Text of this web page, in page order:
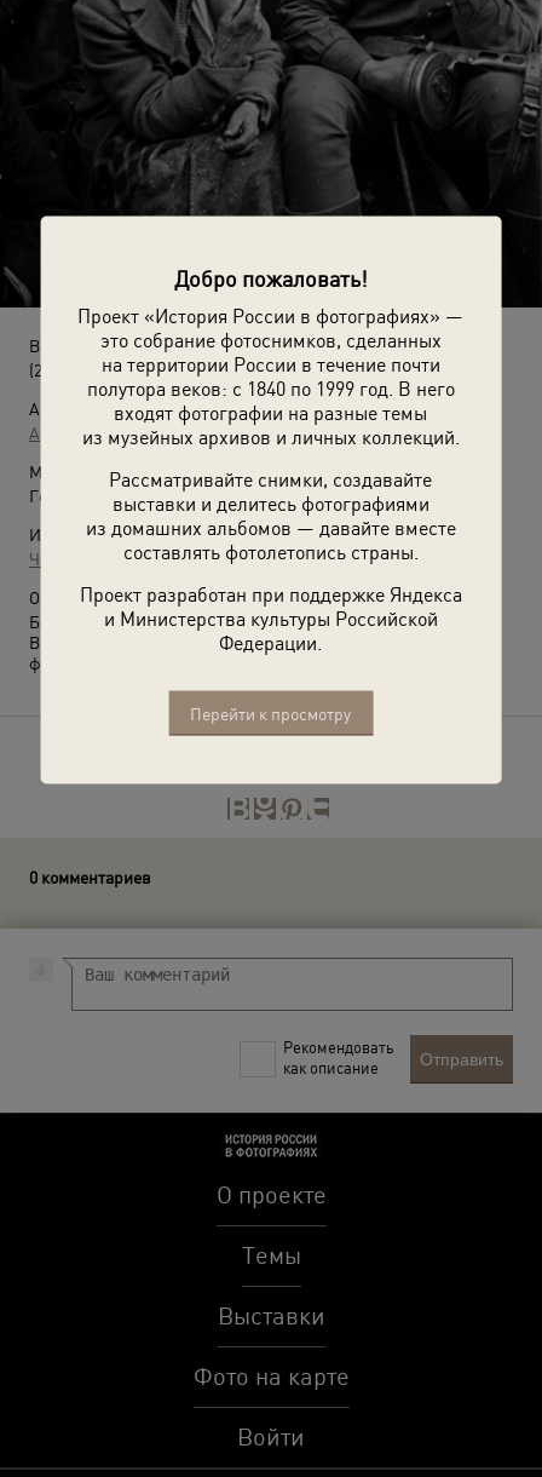
Добро пожаловать!
Проект «История России в фотографиях» —
это собрание фотоснимков, сделанных
на территории России в течение почти
полутора веков: с 1840 по 1999 год. В него
входят фотографии на разные темы
из музейных архивов и личных коллекций.
Рассматривайте снимки, создавайте
выставки и делитесь фотографиями
из домашних альбомов — давайте вместе
составлять фотолетопись страны.
Проект разработан при поддержке Яндекса
и Министерства культуры Российской
Федерации.
Перейти к просмотру
Встреча угнанных в Германию с казаками-освободителями
(27 апреля 1945 - 8 мая 1945)
Автор:
Аркадий Шайхет
Место съемки:
Германия
Источники:
Частное собрание
О фотографии:
Берлинская наступательная операция.
Выставки
«Говорить на одном языке»
фотографией.
0 комментариев
Рекомендовать
как описание
Отправить
О проекте
Темы
Выставки
Фото на карте
Войти